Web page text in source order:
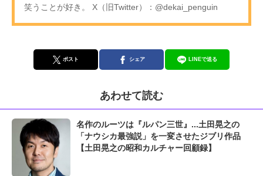
笑うことが好き。 X（旧Twitter）：@dekai_penguin
ポスト シェア LINEで送る
あわせて読む
名作のルーツは『ルパン三世』...土田晃之の
「ナウシカ最強説」を一変させたジブリ作品
【土田晃之の昭和カルチャー回顧録】